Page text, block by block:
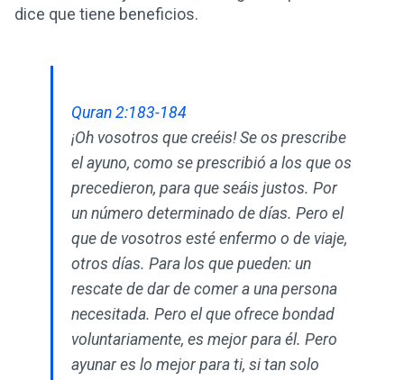
dice que tiene beneficios.
Quran 2:183-184
¡Oh vosotros que creéis! Se os prescribe
el ayuno, como se prescribió a los que os
precedieron, para que seáis justos. Por
un número determinado de días. Pero el
que de vosotros esté enfermo o de viaje,
otros días. Para los que pueden: un
rescate de dar de comer a una persona
necesitada. Pero el que ofrece bondad
voluntariamente, es mejor para él. Pero
ayunar es lo mejor para ti, si tan solo